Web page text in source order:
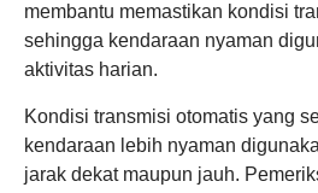
membantu memastikan kondisi
sehingga kendaraan nyaman
aktivitas harian.
Kondisi transmisi otomatis yang
kendaraan lebih nyaman
jarak dekat maupun jauh.